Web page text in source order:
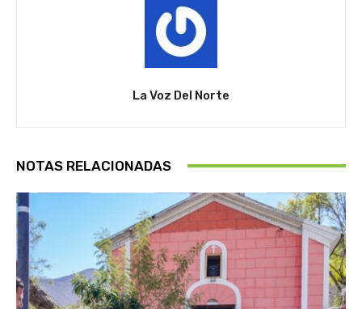
La Voz Del Norte
NOTAS RELACIONADAS